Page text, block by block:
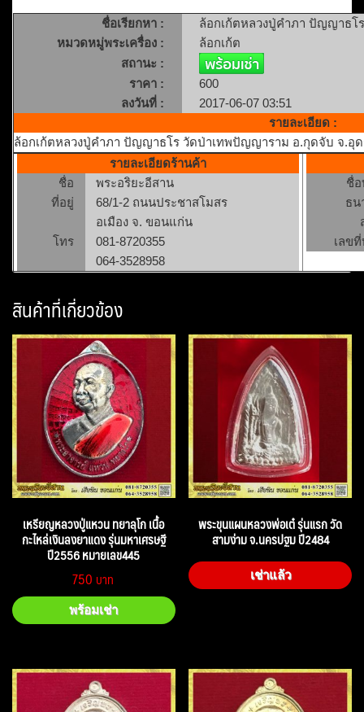
ชื่อเรียกหา :
ล้อกเก้ตหลวงปู่คำภา ปัญญาธ
หมวดหมู่พระเครื่อง :
ล้อกเก้ต
สถานะ :
ราคา :
600
ลงวันที่ :
2017-06-07 03:51
รายละเอียด :
ล้อกเก้ตหลวงปู่คำภา ปัญญาธโร วัดป่าเทพปัญญาราม อ.กุดจับ จ.อุ
รายละเอียดร้านค้า
ชื่อ
พระอริยะอีสาน
ที่อยู่
68/1-2 ถนนประชาสโมสร
อเมือง จ. ขอนแก่น
โทร
081-8720355
064-3528958
ชื่
ธน
เลข
สินค้าที่เกี่ยวข้อง
เหรียญหลวงปู่แหวน ทยาลุโก เนื้อ
กะไหล่เงินลงยาแดง รุ่นมหาเศรษฐี
ปี2556 หมายเลข445
750
พร้อมเช่า
พระขุนแผนหลวงพ่อเต๋ รุ่นแรก วัด
สามง่าม จ.นครปฐม ปี2484
เช่าแล้ว